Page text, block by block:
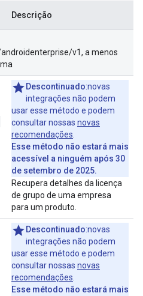
Descrição
v1, a menos
Descontinuado:novas
integrações não podem
usar esse método e podem
consultar nossas novas
recomendações
Esse método não estará mais
acessível a ninguém após 30
de setembro de 2025.
Recupera detalhes da licença
de grupo de uma empresa
para um produto.
Descontinuado:novas
integrações não podem
usar esse método e podem
consultar nossas novas
recomendações
Esse método não estará mais